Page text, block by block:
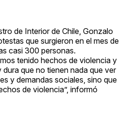
de Interior de Chile, Gonzalo
que surgieron en el mes de
casi 300 personas.
tenido hechos de violencia y
que no tienen nada que ver
y demandas sociales, sino que
de violencia”, informó